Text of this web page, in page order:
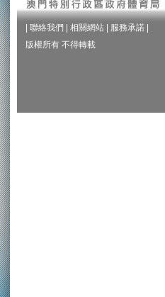
| 聯絡我們 | 相關網站 | 服務承諾 |
版權所有 不得轉載